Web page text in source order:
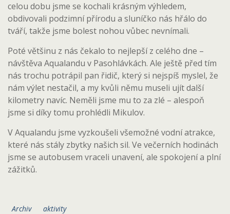
celou dobu jsme se kochali krásným výhledem,
obdivovali podzimní přírodu a sluníčko nás hřálo do
tváří, takže jsme bolest nohou vůbec nevnímali.
Poté většinu z nás čekalo to nejlepší z celého dne –
návštěva Aqualandu v Pasohlávkách. Ale ještě před tím
nás trochu potrápil pan řidič, který si nejspíš myslel, že
nám výlet nestačil, a my kvůli němu museli ujít další
kilometry navíc. Neměli jsme mu to za zlé – alespoň
jsme si díky tomu prohlédli Mikulov.
V Aqualandu jsme vyzkoušeli všemožné vodní atrakce,
které nás stály zbytky našich sil. Ve večerních hodinách
jsme se autobusem vraceli unavení, ale spokojení a plní
zážitků.
Archiv aktivity